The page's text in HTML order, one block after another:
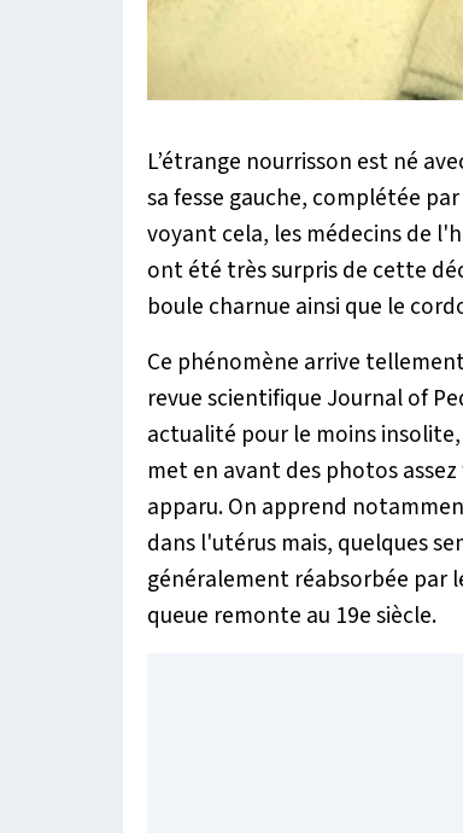
L’étrange nourrisson est né
sa fesse gauche, complétée
voyant cela, les médecins de
ont été très surpris de cette
boule charnue ainsi que le
Ce phénomène arrive
revue scientifique Journal of
actualité pour le moins
met en avant des photos
apparu. On apprend
dans l'utérus mais, quelques
généralement réabsorbée par
queue remonte au 19e siècle.